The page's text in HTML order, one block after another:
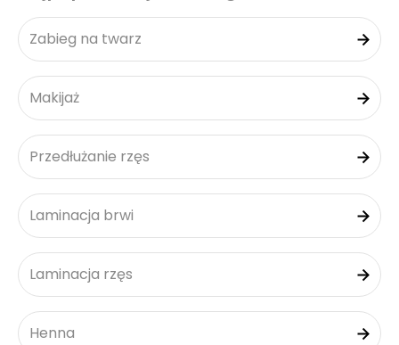
Zabieg na twarz
Makijaż
Przedłużanie rzęs
Laminacja brwi
Laminacja rzęs
Henna